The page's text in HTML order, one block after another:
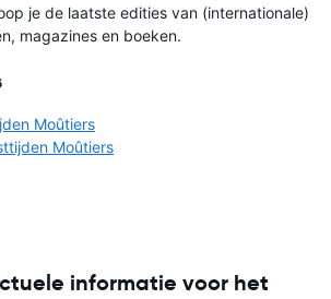
je de laatste edities van (internationale)
magazines en boeken.
Moûtiers
Moûtiers
informatie voor het